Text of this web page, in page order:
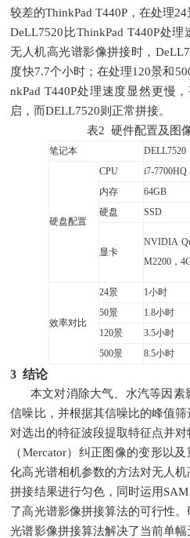
较差的ThinkPad T440P，在处理
DeLL7520比ThinkPad T440P处
无人机高光谱影像拼接时，
度快7.7个小时；在处理120景和
nkPad T440P处理速度显然更慢
启，而DELL7520则正常拼接。
表2 硬件配置及图
笔记本 DELL7520
硬盘配置
CPU i7-7700HQ
内存
64GB
硬盘
SSD
显卡
NVIDIA
M2200，
效率对比
24景 1小时
50景
1.8小时
120景
3.5小时
500景
8.5小时
3 结论
本文对消除大气、水汽等因素
信噪比，并根据其信噪比的峰值
对选出的特征波段提取特征点并
（Mercator）纠正图像的变形以
化高光谱相机参数的方法对无人
拼接结果进行匀色，同时运用
了高光谱影像拼接算法的可行性
光谱影像拼接算法解决了当前单